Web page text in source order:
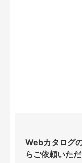
Webカタログ
らご依頼いただ